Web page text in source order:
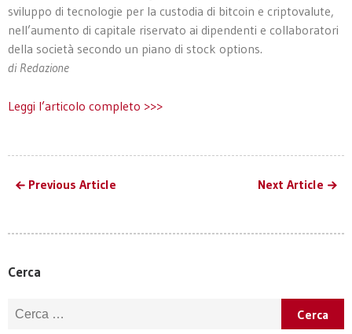
sviluppo di tecnologie per la custodia di bitcoin e criptovalute,
nell’aumento di capitale riservato ai dipendenti e collaboratori
della società secondo un piano di stock options.
di Redazione
Leggi l’articolo completo >>>
Previous Article Next Article
Cerca
Ricerca per: